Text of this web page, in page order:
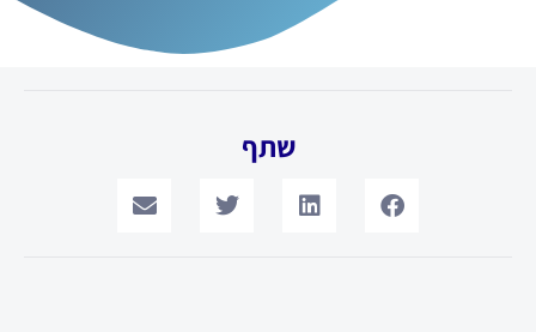
שתף